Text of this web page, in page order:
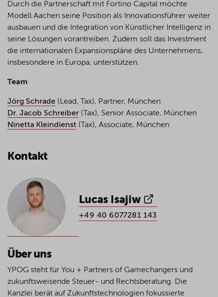
Durch die Partnerschaft mit Fortino Capital möchte
Modell Aachen seine Position als Innovationsführer weiter
ausbauen und die Integration von Künstlicher Intelligenz in
seine Lösungen vorantreiben. Zudem soll das Investment
die internationalen Expansionspläne des Unternehmens,
insbesondere in Europa, unterstützen.
Team
Jörg Schrade (Lead, Tax), Partner, München
Dr. Jacob Schreiber (Tax), Senior Associate, München
Ninetta Kleindienst (Tax), Associate, München
Kontakt
Lucas Isajiw
+49 40 6077281 143
Über uns
YPOG steht für You + Partners of Gamechangers und
zukunftsweisende Steuer- und Rechtsberatung. Die
Kanzlei berät auf Zukunftstechnologien fokussierte